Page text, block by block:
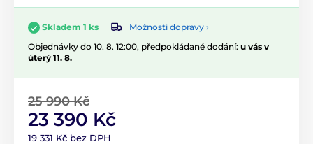
Skladem 1 ks
Možnosti dopravy ›
Objednávky do 10. 8. 12:00, předpokládané dodání: u vás v
úterý 11. 8.
25 990 Kč
23 390 Kč
19 331 Kč bez DPH